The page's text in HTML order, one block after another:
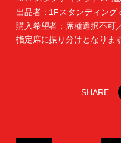
出品者：1Fスタンディング
購入希望者：席種選択不可
指定席に振り分けとなります
SHARE